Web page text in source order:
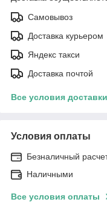
Самовывоз
Доставка курьером
Яндекс такси
Доставка почтой
Все условия доставки
Условия оплаты
Безналичный
Наличными
Все условия оплаты